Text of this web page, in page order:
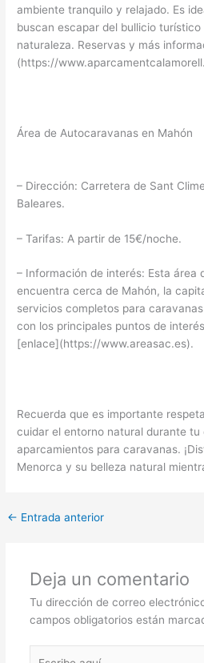
ambiente tranquilo y relajado. Es
buscan escapar del bullicio
naturaleza. Reservas y más
(https://
Área de Autocaravanas en Mahón
– Dirección: Carretera de Sant
Baleares.
– Tarifas: A partir de 15€/noche.
– Información de interés: Esta área
encuentra cerca de Mahón, la
servicios completos para
con los principales puntos de
[enlace](https://www.areasac.es).
Recuerda que es importante
cuidar el entorno natural durante tu
aparcamientos para caravanas.
Menorca y su belleza natural
← Entrada anterior
Deja un comentario
Tu dirección de correo
campos obligatorios están